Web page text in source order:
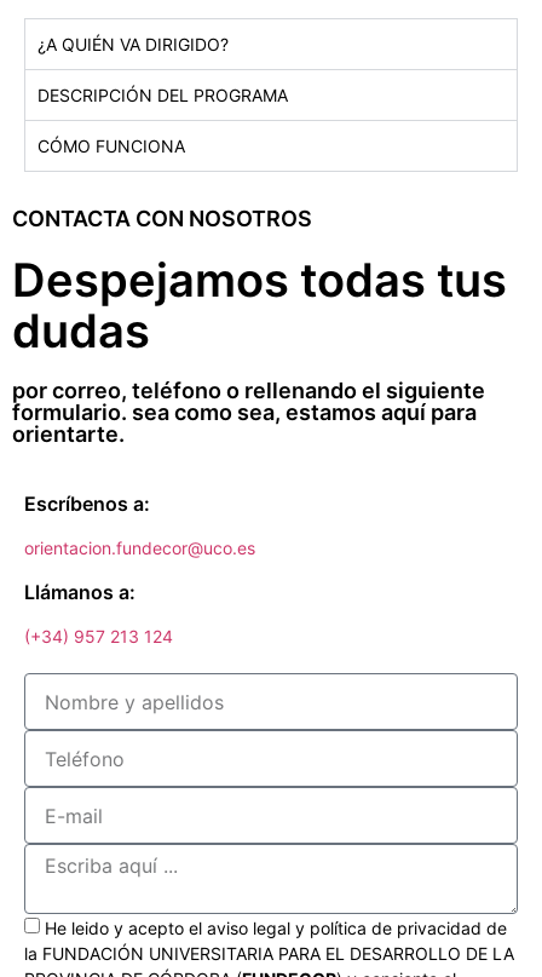
¿A QUIÉN VA DIRIGIDO?
DESCRIPCIÓN DEL PROGRAMA
CÓMO FUNCIONA
CONTACTA CON NOSOTROS
Despejamos todas tus
dudas
por correo, teléfono o rellenando el siguiente
formulario. sea como sea, estamos aquí para
orientarte.
Escríbenos a:
orientacion.fundecor@uco.es
Llámanos a:
(+34) 957 213 124
He leido y acepto el aviso legal y política de privacidad de
la FUNDACIÓN UNIVERSITARIA PARA EL DESARROLLO DE LA